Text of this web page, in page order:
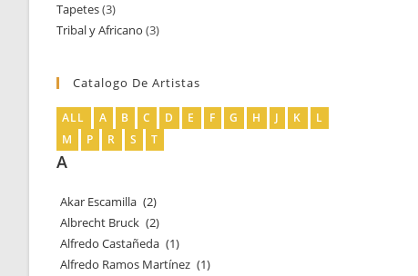
productos
Tapetes 33
productos
Tribal y Africano 33
Catalogo De Artistas
ALL A B C D E F G H J K
L
M
P R S T
A
Akar Escamilla (2)
Albrecht Bruck (2)
Alfredo Castañeda (1)
Alfredo Ramos Martínez (1)